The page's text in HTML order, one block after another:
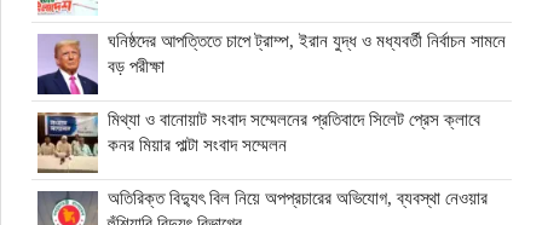
ঘনিষ্ঠদের আপত্তিতে চাপে ট্রাম্প, ইরান যুদ্ধ ও মধ্যবর্তী নির্বাচন সামনে
বড় পরীক্ষা
মিথ্যা ও বানোয়াট সংবাদ সম্মেলনের প্রতিবাদে সিলেট প্রেস ক্লাবে
কনর মিয়ার পাল্টা সংবাদ সম্মেলন
অতিরিক্ত বিদ্যুৎ বিল নিয়ে অপপ্রচারের অভিযোগ, ব্যবস্থা নেওয়ার